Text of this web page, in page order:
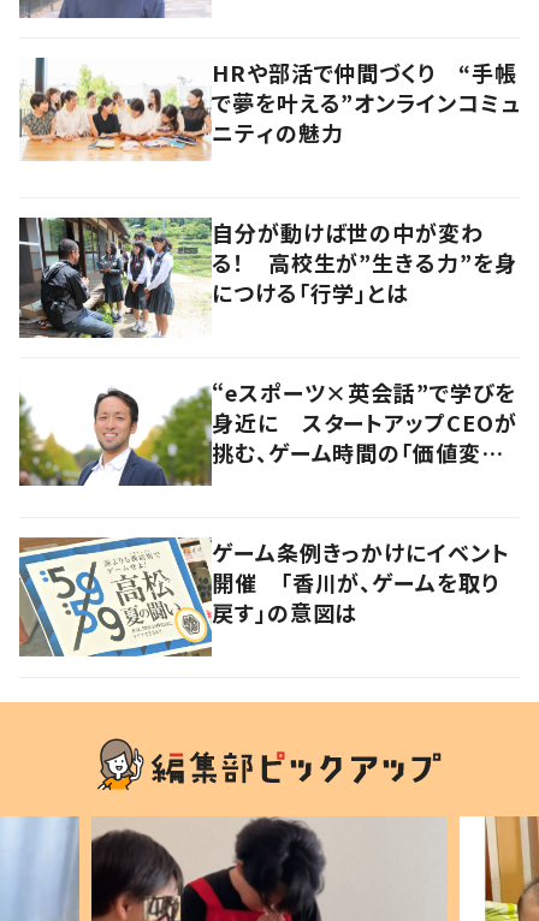
HRや部活で仲間づくり “手帳
で夢を叶える”オンラインコミュ
ニティの魅力
自分が動けば世の中が変わ
る！ 高校生が”生きる力”を身
につける「行学」とは
“eスポーツ×英会話”で学びを
身近に スタートアップCEOが
挑む、ゲーム時間の「価値変容」
ゲーム条例きっかけにイベント
開催 「香川が、ゲームを取り
戻す」の意図は